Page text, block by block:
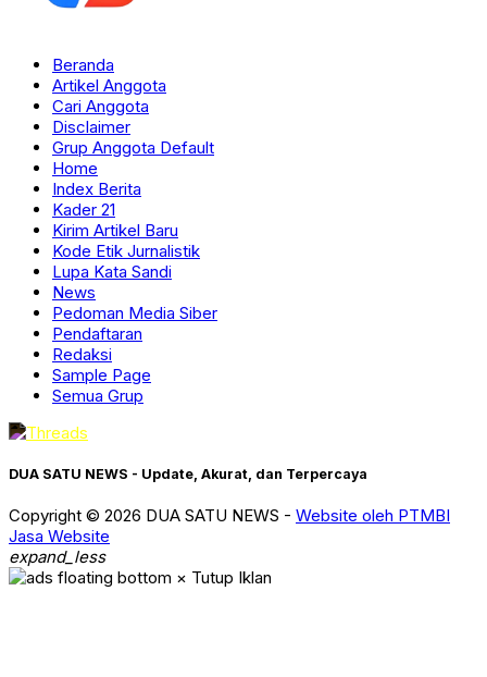
Beranda
Artikel Anggota
Cari Anggota
Disclaimer
Grup Anggota Default
Home
Index Berita
Kader 21
Kirim Artikel Baru
Kode Etik Jurnalistik
Lupa Kata Sandi
News
Pedoman Media Siber
Pendaftaran
Redaksi
Sample Page
Semua Grup
DUA SATU NEWS - Update, Akurat, dan Terpercaya
Copyright © 2026 DUA SATU NEWS - Website oleh PTMBI
Jasa Website
expand_less
× Tutup Iklan